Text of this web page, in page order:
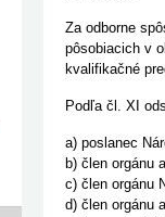
Za odborne
pôsobiacich v
kvalifikačné
Podľa čl. XI
a) poslanec
b) člen orgánu
c) člen orgánu
d) člen orgánu